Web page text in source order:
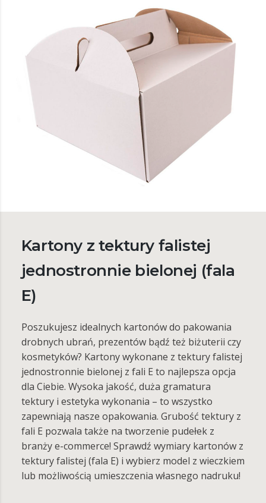
Kartony z tektury falistej
jednostronnie bielonej (fala
E)
Poszukujesz idealnych kartonów do pakowania
drobnych ubrań, prezentów bądź też biżuterii czy
kosmetyków? Kartony wykonane z tektury falistej
jednostronnie bielonej z fali E to najlepsza opcja
dla Ciebie. Wysoka jakość, duża gramatura
tektury i estetyka wykonania – to wszystko
zapewniają nasze opakowania. Grubość tektury z
fali E pozwala także na tworzenie pudełek z
branży e-commerce! Sprawdź wymiary kartonów z
tektury falistej (fala E) i wybierz model z wieczkiem
lub możliwością umieszczenia własnego nadruku!